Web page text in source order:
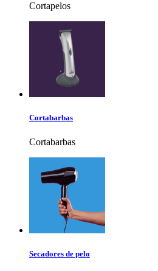
Cortapelos
Cortabarbas
Cortabarbas
Secadores de pelo